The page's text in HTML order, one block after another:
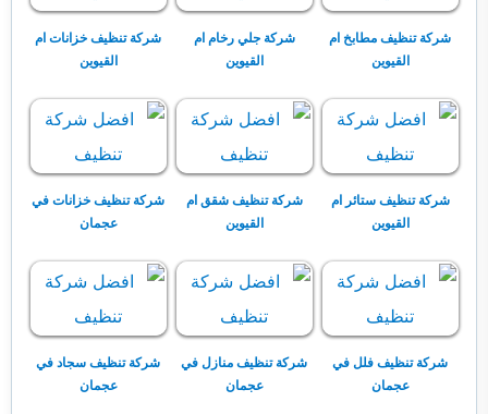
شركة تنظيف مطابخ ام
القيوين
شركة جلي رخام ام
القيوين
شركة تنظيف خزانات ام
القيوين
شركة تنظيف ستائر ام
القيوين
شركة تنظيف شقق ام
القيوين
شركة تنظيف خزانات في
عجمان
شركة تنظيف فلل في
عجمان
شركة تنظيف منازل في
عجمان
شركة تنظيف سجاد في
عجمان